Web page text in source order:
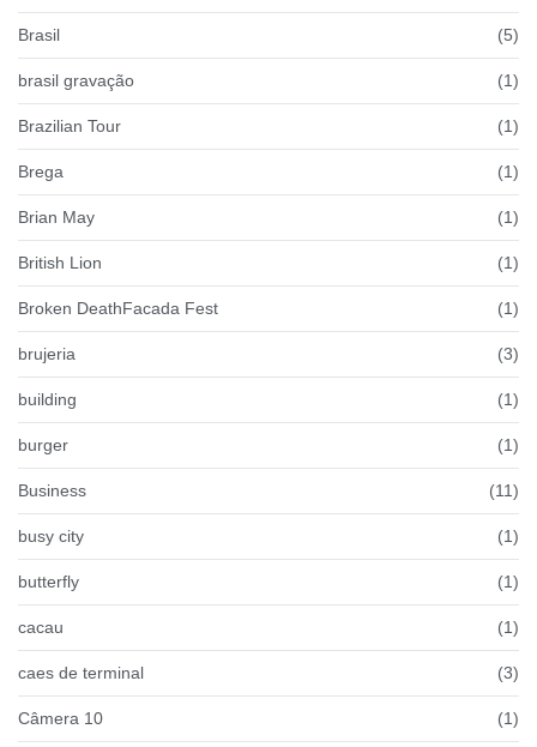
Brasil (5)
brasil gravação (1)
Brazilian Tour (1)
Brega (1)
Brian May (1)
British Lion (1)
Broken DeathFacada Fest (1)
brujeria (3)
building (1)
burger (1)
Business (11)
busy city (1)
butterfly (1)
cacau (1)
caes de terminal (3)
Câmera 10 (1)